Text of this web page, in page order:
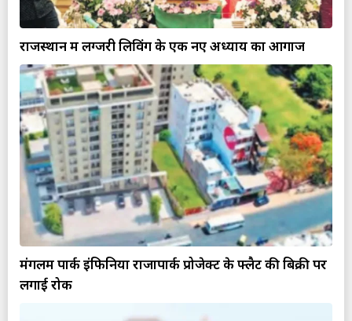
राजस्थान में लग्जरी लिविंग के एक नए अध्याय का आगाज
मंगलम पार्क इंफिनिया राजापार्क प्रोजेक्ट के फ्लैट की बिक्री पर
लगाई रोक